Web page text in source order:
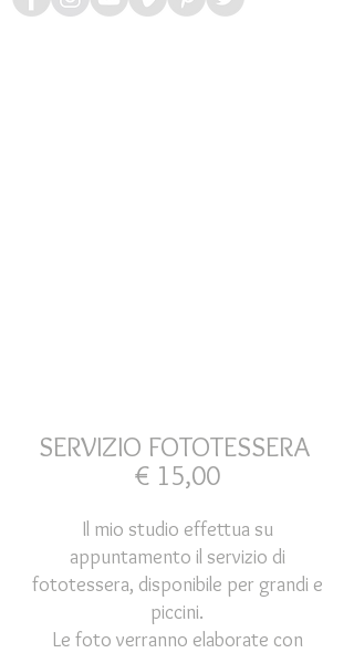
SERVIZIO FOTOTESSERA
€ 15,00
Il mio studio effettua su
appuntamento il servizio di
fototessera, disponibile per grandi e
piccini.
Le foto verranno elaborate con